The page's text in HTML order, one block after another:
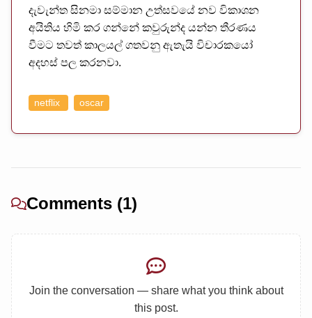
දැවැන්ත සිනමා සම්මාන උත්සවයේ නව විකාශන
අයිතිය හිමි කර ගන්නේ කවුරුන්ද යන්න තීරණය
වීමට තවත් කාලයල් ගතවනු ඇතැයි විචාරකයෝ
අදහස් පල කරනවා.
netflix oscar
Comments (1)
Join the conversation — share what you think about
this post.